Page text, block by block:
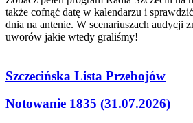
także cofnąć datę w kalendarzu i
dnia na antenie. W scenariuszach audycji
uworów jakie wtedy graliśmy!
Szczecińska Lista Przebojów
Notowanie 1835 (31.07.2026)